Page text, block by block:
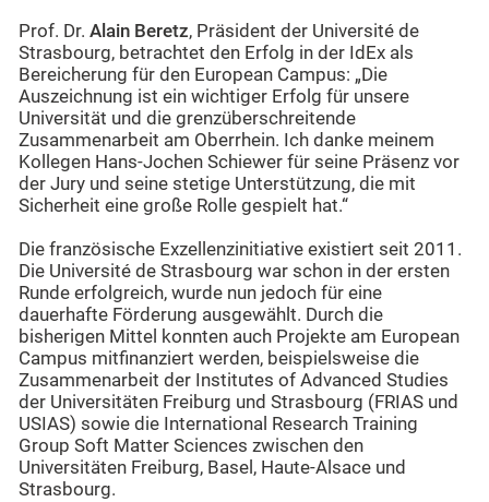
Prof. Dr. Alain Beretz, Präsident der Université de
Strasbourg, betrachtet den Erfolg in der IdEx als
Bereicherung für den European Campus: „Die
Auszeichnung ist ein wichtiger Erfolg für unsere
Universität und die grenzüberschreitende
Zusammenarbeit am Oberrhein. Ich danke meinem
Kollegen Hans-Jochen Schiewer für seine Präsenz vor
der Jury und seine stetige Unterstützung, die mit
Sicherheit eine große Rolle gespielt hat.“
Die französische Exzellenzinitiative existiert seit 2011.
Die Université de Strasbourg war schon in der ersten
Runde erfolgreich, wurde nun jedoch für eine
dauerhafte Förderung ausgewählt. Durch die
bisherigen Mittel konnten auch Projekte am European
Campus mitfinanziert werden, beispielsweise die
Zusammenarbeit der Institutes of Advanced Studies
der Universitäten Freiburg und Strasbourg (FRIAS und
USIAS) sowie die International Research Training
Group Soft Matter Sciences zwischen den
Universitäten Freiburg, Basel, Haute-Alsace und
Strasbourg.